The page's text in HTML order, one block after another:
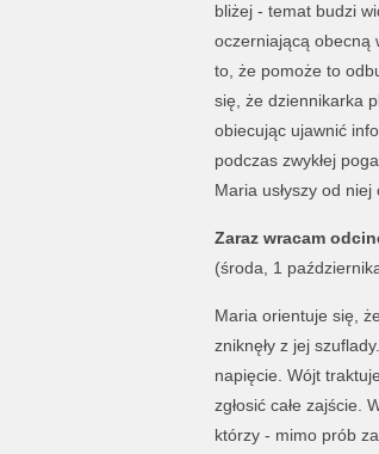
bliżej - temat budzi
oczerniającą obecną
to, że pomoże to
się, że dziennikarka
obiecując ujawnić
podczas zwykłej
Maria usłyszy od niej
Zaraz wracam
(środa, 1
Maria orientuje się,
zniknęły z jej
napięcie. Wójt
zgłosić całe zajście.
którzy - mimo prób